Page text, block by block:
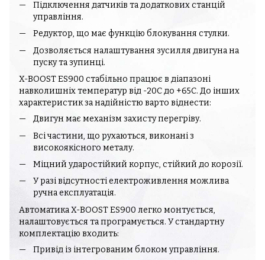
Підключення датчиків та додаткових станцій
управління.
Редуктор, що має функцію блокування стулки.
Дозволяється налаштування зусилля двигуна на
пуску та зупинці.
X-BOOST ES900 стабільно працює в діапазоні
навколишніх температур від -20С до +65С. До інших
характеристик за надійністю варто віднести:
Двигун має механізм захисту перегріву.
Всі частини, що рухаються, виконані з
високоякісного металу.
Міцний ударостійкий корпус, стійкий до корозії.
У разі відсутності електроживлення можлива
ручна експлуатація.
Автоматика X-BOOST ES900 легко монтується,
налаштовується та програмується. У стандартну
комплектацію входить:
Привід із інтегрованим блоком управління.